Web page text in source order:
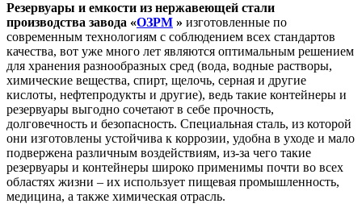
Резервуары и емкости из нержавеющей стали
производства завода «ОЗРМ » изготовленные по
современным технологиям с соблюдением всех стандартов
качества, вот уже много лет являются оптимальным решением
для хранения разнообразных сред (вода, водные растворы,
химические вещества, спирт, щелочь, серная и другие
кислоты, нефтепродукты и другие), ведь такие контейнеры и
резервуары выгодно сочетают в себе прочность,
долговечность и безопасность. Специальная сталь, из которой
они изготовлены устойчива к коррозии, удобна в уходе и мало
подвержена различным воздействиям, из-за чего такие
резервуары и контейнеры широко применимы почти во всех
областях жизни – их использует пищевая промышленность,
медицина, а также химическая отрасль.